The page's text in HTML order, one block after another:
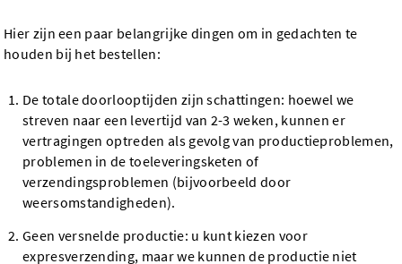
Hier zijn een paar belangrijke dingen om in gedachten te
houden bij het bestellen:
De totale doorlooptijden zijn schattingen: hoewel we
streven naar een levertijd van 2-3 weken, kunnen er
vertragingen optreden als gevolg van productieproblemen,
problemen in de toeleveringsketen of
verzendingsproblemen (bijvoorbeeld door
weersomstandigheden).
Geen versnelde productie: u kunt kiezen voor
expresverzending, maar we kunnen de productie niet